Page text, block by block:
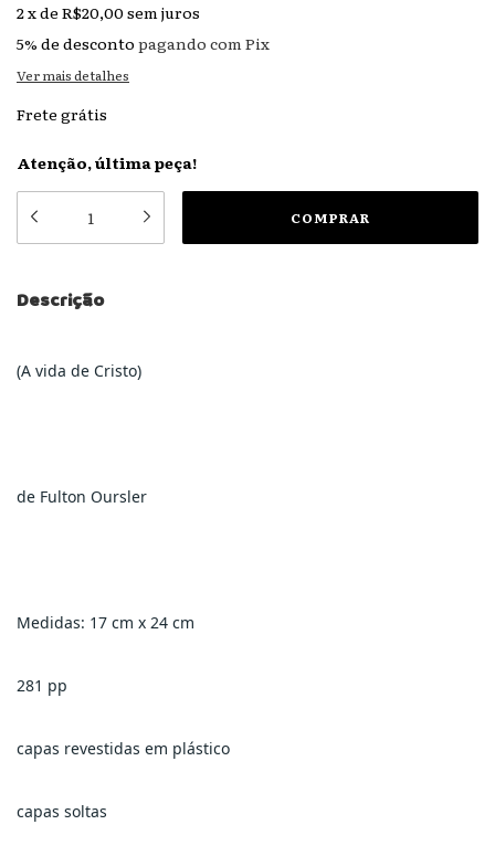
2xde R$20,00 sem juros
5% de desconto pagando com Pix
Ver mais detalhes
Frete grátis
Atenção, última peça!
Descrição
(A vida de Cristo)
de Fulton Oursler
Medidas: 17 cm x 24 cm
281 pp
capas revestidas em plástico
capas soltas